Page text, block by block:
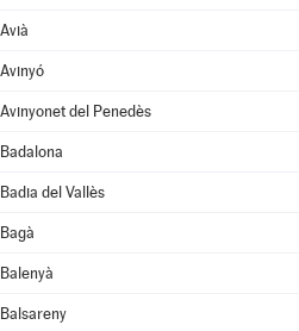
Avià
Avinyó
Avinyonet del Penedès
Badalona
Badia del Vallès
Bagà
Balenyà
Balsareny